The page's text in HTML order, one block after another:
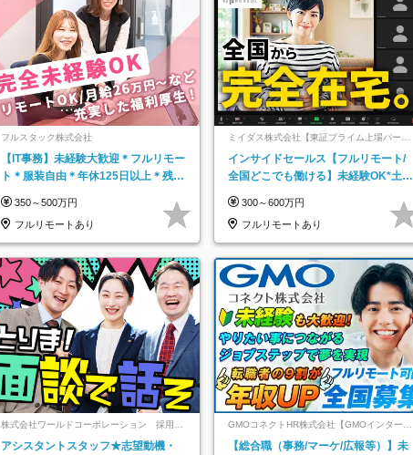
フルスタック株式会社
【IT事務】未経験大歓迎＊フルリモー
ト＊服装自由＊年休125日以上＊残業
350～500万円
フルリモートあり
ミイダス株式会社【東証プライム上場パーソ
インサイドセールス【フルリモート/
全国どこでも働ける】未経験OK*土日
300～600万円
フルリモートあり
株式会社ワールドコーポレーション 採用事
アシスタントスタッフ★志望動機・
GMOコネクトHR株式会社【GMOインターネ
ットグループ】
【総合職（事務/マーケ/広報等）】未